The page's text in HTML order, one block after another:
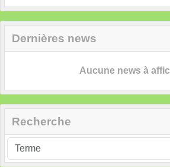
Dernières news
Aucune news à
Recherche